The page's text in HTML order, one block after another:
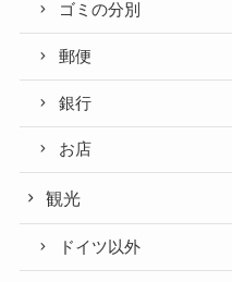
ゴミの分別
郵便
銀行
お店
観光
ドイツ以外